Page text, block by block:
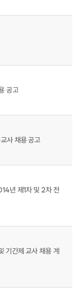
공고
사 채용 공고
년 제1차 및 2차 전
기간제 교사 채용 계